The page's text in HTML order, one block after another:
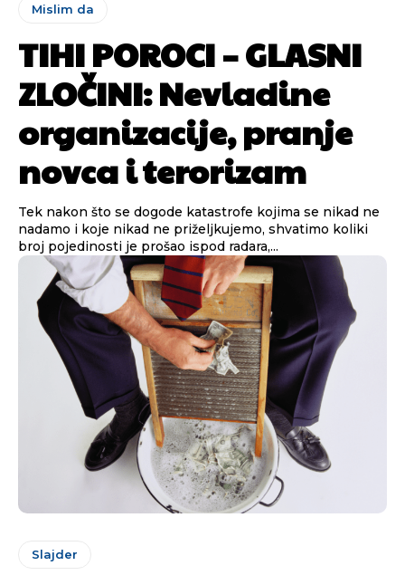
Mislim da
TIHI POROCI – GLASNI
ZLOČINI: Nevladine
organizacije, pranje
novca i terorizam
Tek nakon što se dogode katastrofe kojima se nikad ne
nadamo i koje nikad ne priželjkujemo, shvatimo koliki
broj pojedinosti je prošao ispod radara,...
Slajder